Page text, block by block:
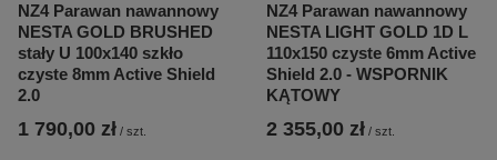
NZ4 Parawan nawannowy
NESTA GOLD BRUSHED
stały U 100x140 szkło
czyste 8mm Active Shield
2.0
1 790,00 zł / szt.
NZ4 Parawan nawannowy
NESTA LIGHT GOLD 1D L
110x150 czyste 6mm Active
Shield 2.0 - WSPORNIK
KĄTOWY
2 355,00 zł / szt.